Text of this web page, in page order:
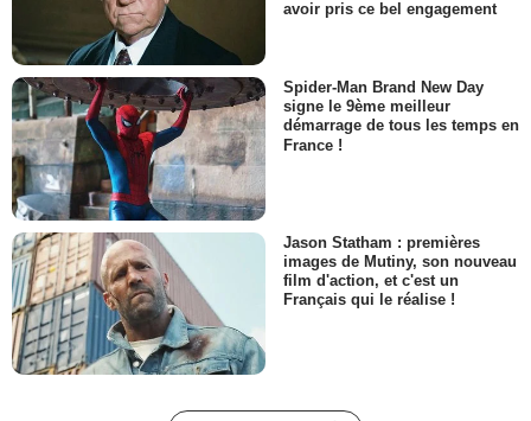
avoir pris ce bel engagement
Spider-Man Brand New Day
signe le 9ème meilleur
démarrage de tous les temps en
France !
Jason Statham : premières
images de Mutiny, son nouveau
film d'action, et c'est un
Français qui le réalise !